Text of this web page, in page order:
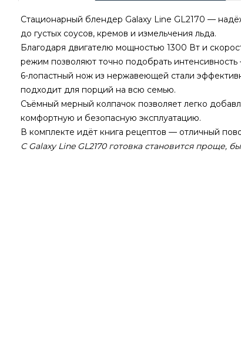
Стационарный блендер Galaxy Line GL2170 —
до густых соусов, кремов и измельчения льда.
Благодаря двигателю мощностью 1300 Вт и
режим позволяют точно подобрать
6-лопастный нож из нержавеющей стали
подходит для порций на всю семью.
Съёмный мерный колпачок позволяет легко
комфортную и безопасную эксплуатацию.
В комплекте идёт книга рецептов — отличный
С Galaxy Line GL2170 готовка становится проще,